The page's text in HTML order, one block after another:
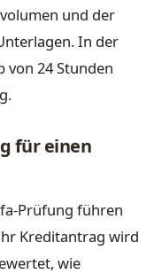
und der
In der
von 24 Stunden
für einen
Prüfung führen
Kreditantrag wird
wie